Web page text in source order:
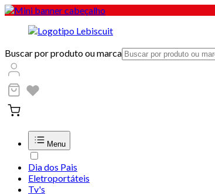
Buscar por produto ou marca
Menu
Dia dos Pais
Eletroportáteis
Tv's